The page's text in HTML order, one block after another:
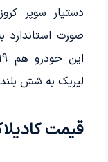
دستیار سوپر
صورت استاندارد
لیریک به شش
قیمت کادیلاک